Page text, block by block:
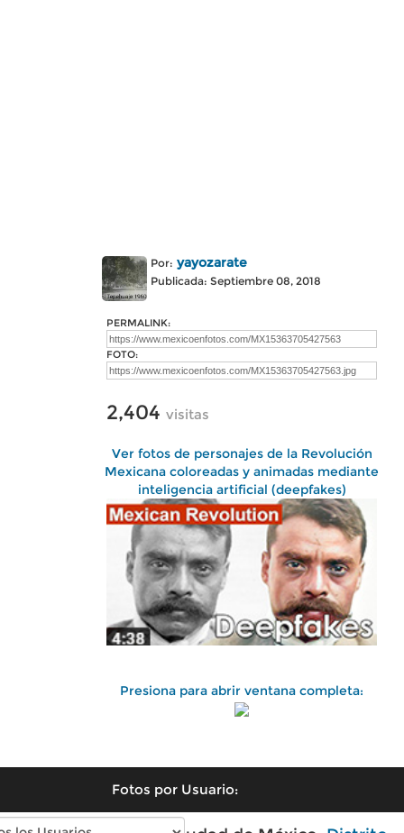
Por: yayozarate
Publicada: Septiembre 08, 2018
PERMALINK:
FOTO:
2,404 visitas
Ver fotos de personajes de la Revolución
Mexicana coloreadas y animadas mediante
inteligencia artificial (deepfakes)
Presiona para abrir ventana completa:
Fotos por Usuario: